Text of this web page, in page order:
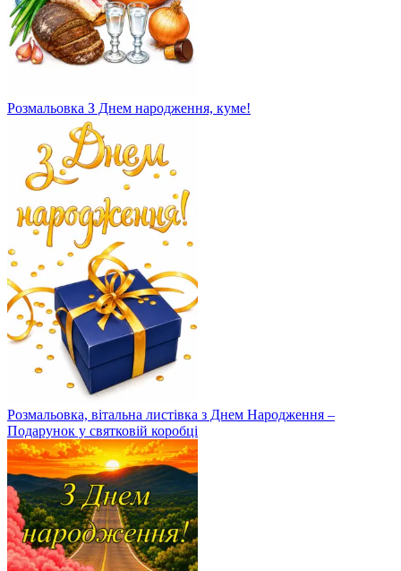
Розмальовка З Днем народження, куме!
Розмальовка, вітальна листівка з Днем Народження –
Подарунок у святковій коробці